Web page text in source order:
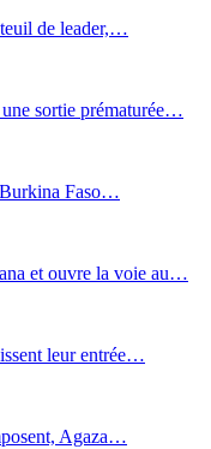
de leader,…
sortie prématurée…
Faso…
et ouvre la voie au…
leur entrée…
Agaza…